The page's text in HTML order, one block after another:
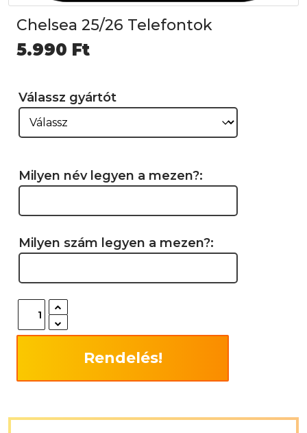
Chelsea 25/26 Telefontok
5.990 Ft
Válassz gyártót
Milyen név legyen a mezen?:
Milyen szám legyen a mezen?:
Rendelés!